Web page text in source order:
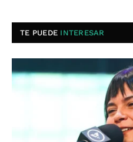
TE PUEDE INTERESAR